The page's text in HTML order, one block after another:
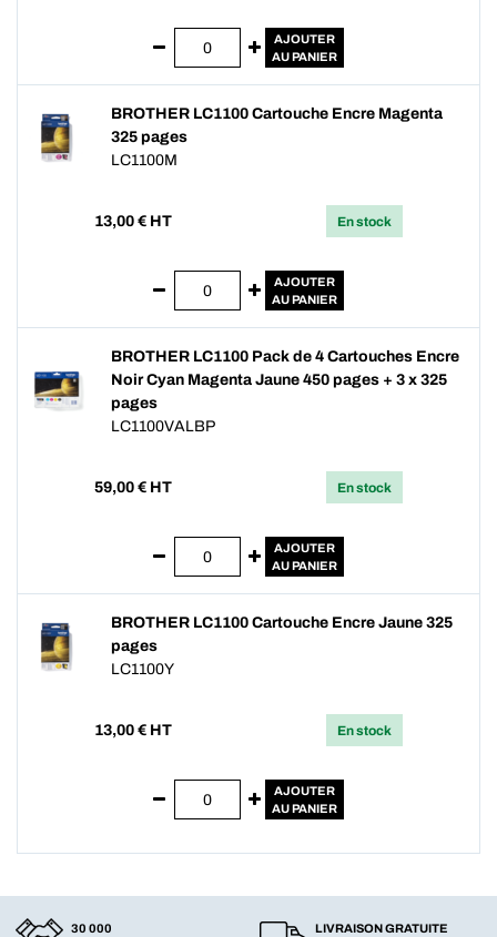
AJOUTER
AU PANIER
BROTHER LC1100 Cartouche Encre Magenta
325 pages
LC1100M
13,00 € HT En stock
AJOUTER
AU PANIER
BROTHER LC1100 Pack de 4 Cartouches Encre
Noir Cyan Magenta Jaune 450 pages + 3 x 325
pages
LC1100VALBP
59,00 € HT En stock
AJOUTER
AU PANIER
BROTHER LC1100 Cartouche Encre Jaune 325
pages
LC1100Y
13,00 € HT En stock
AJOUTER
AU PANIER
30 000
LIVRAISON GRATUITE